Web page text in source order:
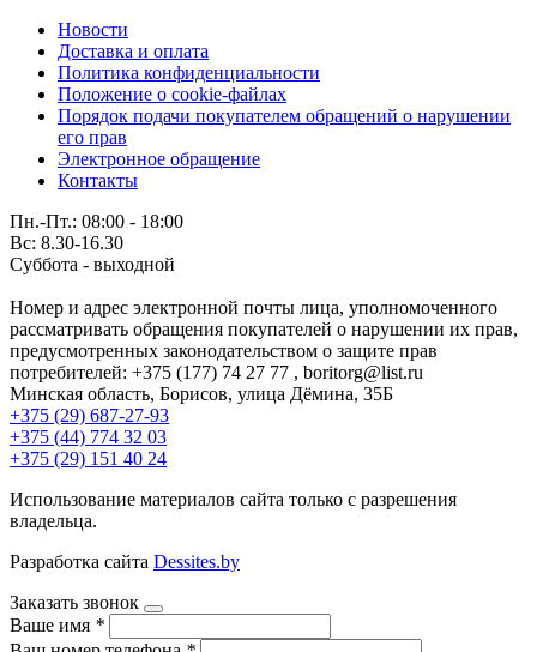
Новости
Доставка и оплата
Политика конфиденциальности
Положение о cookie-файлах
Порядок подачи покупателем обращений о нарушении
его прав
Электронное обращение
Контакты
Пн.-Пт.: 08:00 - 18:00
Вс: 8.30-16.30
Суббота - выходной
Номер и адрес электронной почты лица, уполномоченного
рассматривать обращения покупателей о нарушении их прав,
предусмотренных законодательством о защите прав
потребителей: +375 (177) 74 27 77 , boritorg@list.ru
Минская область, Борисов, улица Дёмина, 35Б
+375 (29) 687-27-93
+375 (44) 774 32 03
+375 (29) 151 40 24
Использование материалов сайта только с разрешения
владельца.
Разработка сайта Dessites.by
Заказать звонок
Ваше имя *